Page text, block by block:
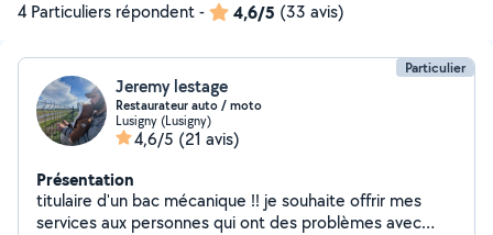
4 Particuliers répondent- 4,6/5 (33 avis)
Particulier
Jeremy lestage
Restaurateur auto / moto
Lusigny (Lusigny)
4,6/5 (21 avis)
Présentation
titulaire d'un bac mécanique !! je souhaite offrir mes
services aux personnes qui ont des problèmes avec